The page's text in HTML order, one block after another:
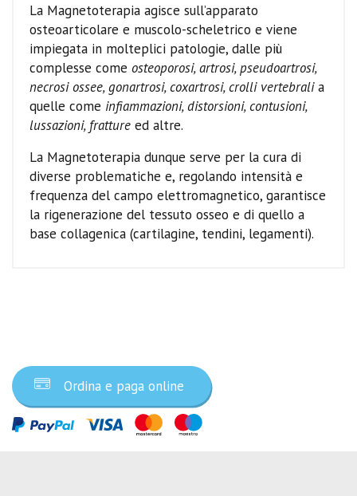
La Magnetoterapia agisce sull’apparato
osteoarticolare e muscolo-scheletrico e viene
impiegata in molteplici patologie, dalle più
complesse come osteoporosi, artrosi, pseudoartrosi,
necrosi ossee, gonartrosi, coxartrosi, crolli vertebralia
quelle come infiammazioni, distorsioni, contusioni,
lussazioni, fratture ed altre.
La Magnetoterapia dunque serve per la cura di
diverse problematiche e, regolando intensità e
frequenza del campo elettromagnetico, garantisce
la rigenerazione del tessuto osseo e di quello a
base collagenica (cartilagine, tendini, legamenti).
Ordina e paga online